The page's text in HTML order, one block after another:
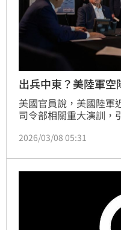
出兵中東？美陸軍
美國官員說，美國陸軍
司令部相關重大演訓，
能將被派往中東。
2026/03/08 05:31